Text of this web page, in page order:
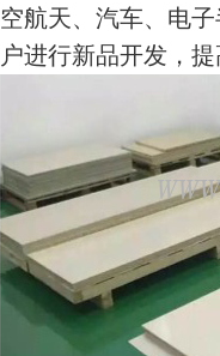
空航天、汽车、电
户进行新品开发，